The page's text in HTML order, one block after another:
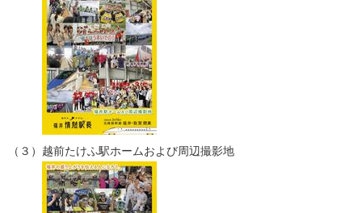
（３）越前たけふ駅ホームおよび周辺撮影地